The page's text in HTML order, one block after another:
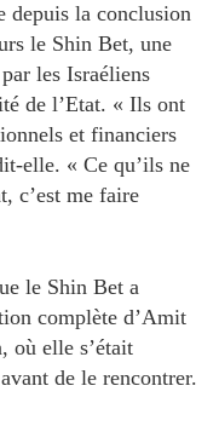
depuis la conclusion
le Shin Bet, une
les Israéliens
de l’Etat. « Ils ont
et financiers
elle. « Ce qu’ils ne
c’est me faire
le Shin Bet a
complète d’Amit
où elle s’était
de le rencontrer.